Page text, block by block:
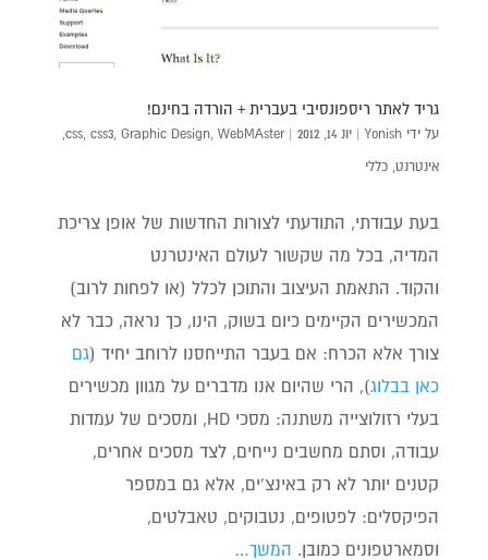
גריד לאתר ריספונסיבי בעברית + הורדה בחינם!
על ידי Yonish
| יונ 14, 2012 |
css ,css3 ,Graphic Design ,WebMAster
,
אינטרנט, כללי
בעת עבודתי, התודעתי לצורות החדשות של אופן צריכת
המדיה, בכל מה שקשור לעולם האינטרנט
והקוד. התאמת העיצוב והתוכן לכלל (או לפחות לרוב)
המכשירים הקיימים כיום בשוק, הינו, כך נראה, כבר לא
צורך אלא הכרח: אם בעבר התייחסנו לרוחב יחיד (גם
כאן בבלוג), הרי שהיום אנו מדברים על מגוון מכשירים
בעלי רזולוצייה משתנה: מסכי HD, ומסכים של עמדות
עבודה, וסתם מחשבים נייחים, לצד מסכים אחרים,
קטנים יותר לא רק באינצ'ים, אלא גם במספר
הפיקסלים: לפטופים, נטבוקים, טאבלטים,
וסמארטפונים כמובן. המשך…